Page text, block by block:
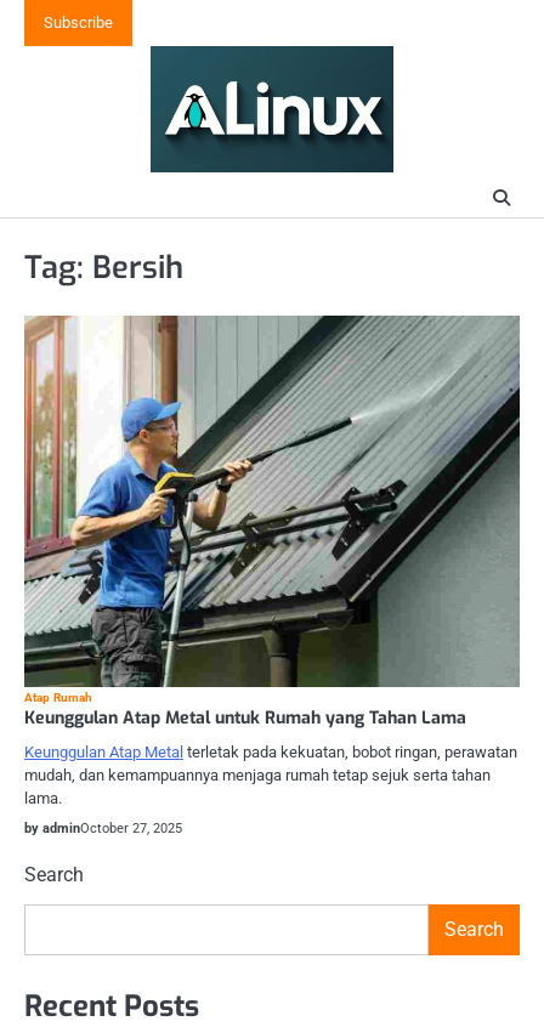
Subscribe
Tag: Bersih
Atap Rumah
Keunggulan Atap Metal untuk Rumah yang Tahan Lama
Keunggulan Atap Metal terletak pada kekuatan, bobot ringan, perawatan
mudah, dan kemampuannya menjaga rumah tetap sejuk serta tahan
lama.
by adminOctober 27, 2025
Search
Search
Recent Posts